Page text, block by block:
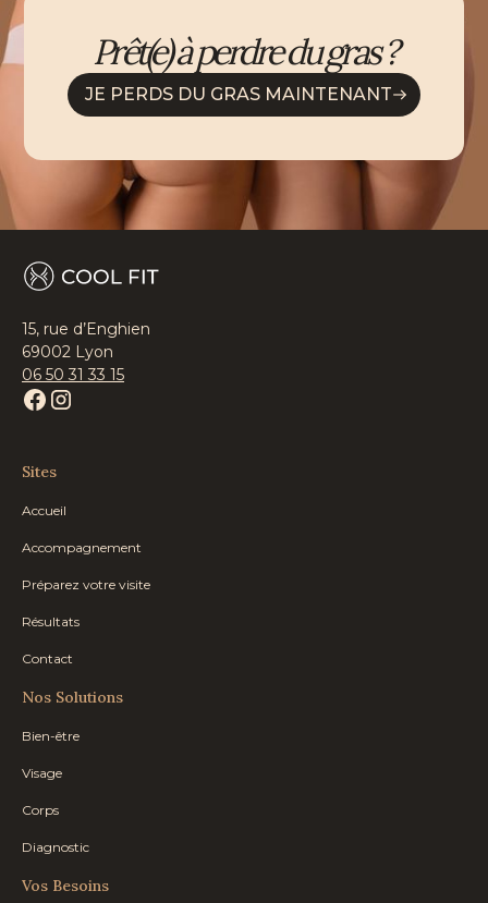
Prêt(e) à perdre du gras ?
JE PERDS DU GRAS MAINTENANT
15, rue d’Enghien
69002 Lyon
06 50 31 33 15
Sites
Accueil
Accompagnement
Préparez votre visite
Résultats
Contact
Nos Solutions
Bien-être
Visage
Corps
Diagnostic
Vos Besoins